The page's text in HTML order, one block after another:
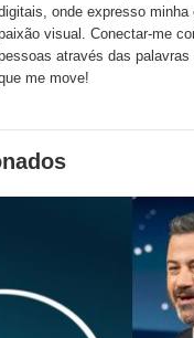
onde expresso minha
visual. Conectar-me
através das palavras
me move!